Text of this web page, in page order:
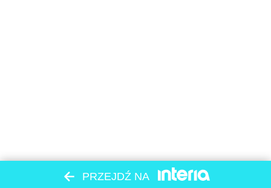
PRZEJDŹ NA